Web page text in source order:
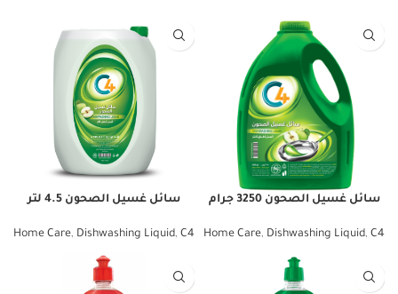
سائل غسيل الصحون 3250 جرام
Home Care, Dishwashing Liquid, C4
سائل غسيل الصحون 4.5 لتر
Home Care, Dishwashing Liquid, C4